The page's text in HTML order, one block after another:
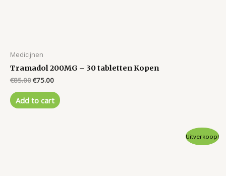
Medicijnen
Tramadol 200MG – 30 tabletten Kopen
€85.00Original
was:
€85.00.
€75.00Current
is:
€75.00.
Add to cart
Uitverkoop!